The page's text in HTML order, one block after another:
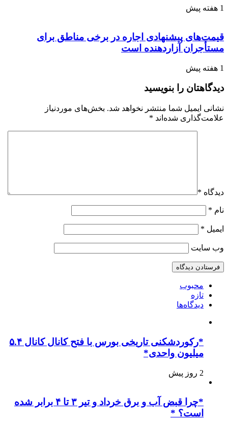
1 هفته پیش
قیمت‌های پیشنهادی اجاره در برخی مناطق برای
مستأجران آزاردهنده است
1 هفته پیش
دیدگاهتان را بنویسید
نشانی ایمیل شما منتشر نخواهد شد. بخش‌های موردنیاز
علامت‌گذاری شده‌اند *
دیدگاه *
نام *
ایمیل *
وب‌ سایت
محبوب
تازه
دیدگاه‌ها
*رکوردشکنی تاریخی بورس با فتح کانال کانال ۵.۴
میلیون واحدی*
2 روز پیش
*چرا قبض آب و برق خرداد و تیر ۳ تا ۴ برابر شده
است؟ *